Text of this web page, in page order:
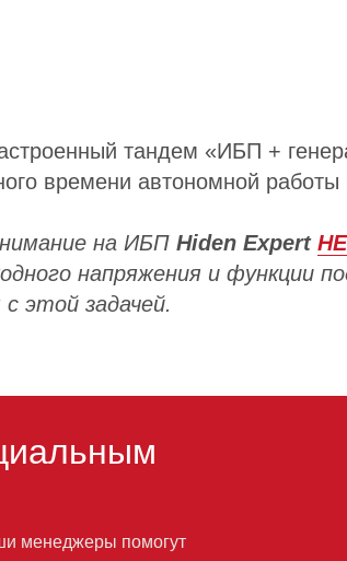
тандем «ИБП +
времени автономной
на ИБП Hiden Expert
напряжения и функции
этой задачей.
менеджеры помогут